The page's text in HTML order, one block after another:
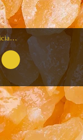
sesión